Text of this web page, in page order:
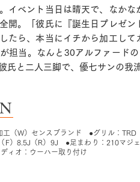
イベント当日は晴天で、なか
開。「彼氏に『誕生日プレゼ
たら、本当にイチから加工し
担当。なんと30アルファード
氏と二人三脚で、優七サンの我
工（W）センスブランド ●グリル：
F）8.5J（R）9J ●足まわり：210マ
ィオ：ウーハー取り付け